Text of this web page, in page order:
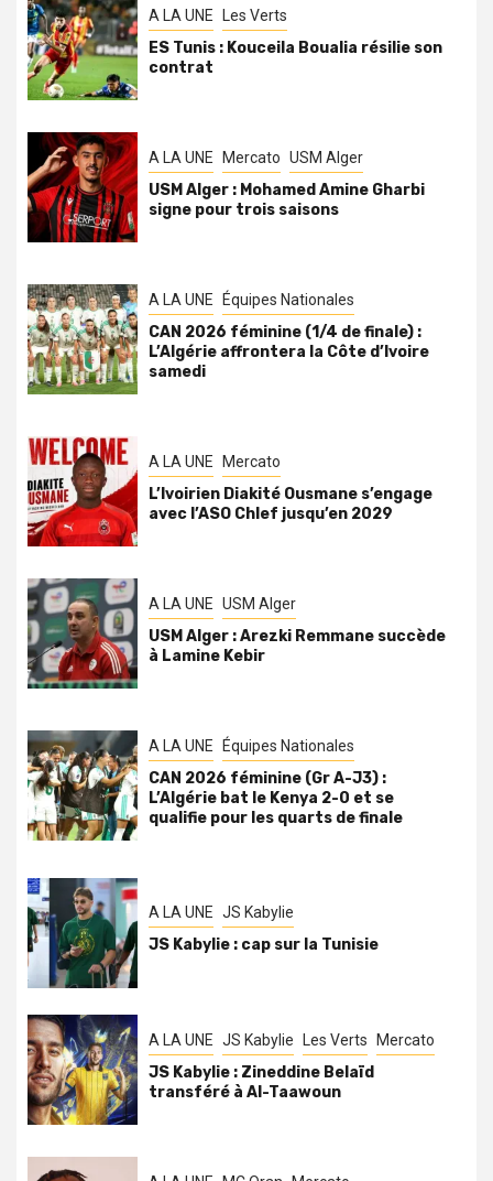
A LA UNE Les Verts
ES Tunis : Kouceila Boualia résilie son
contrat
A LA UNE Mercato USM Alger
USM Alger : Mohamed Amine Gharbi
signe pour trois saisons
A LA UNE Équipes Nationales
CAN 2026 féminine (1/4 de finale) :
L’Algérie affrontera la Côte d’Ivoire
samedi
A LA UNE Mercato
L’Ivoirien Diakité Ousmane s’engage
avec l’ASO Chlef jusqu’en 2029
A LA UNE USM Alger
USM Alger : Arezki Remmane succède
à Lamine Kebir
A LA UNE Équipes Nationales
CAN 2026 féminine (Gr A-J3) :
L’Algérie bat le Kenya 2-0 et se
qualifie pour les quarts de finale
A LA UNE JS Kabylie
JS Kabylie : cap sur la Tunisie
A LA UNE JS Kabylie Les Verts Mercato
JS Kabylie : Zineddine Belaïd
transféré à Al-Taawoun